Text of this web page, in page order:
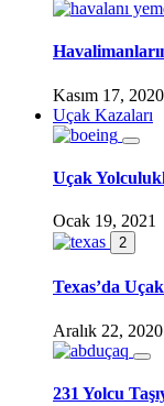
Kasım 17, 2020
Uçak Kazaları
Uçak
Ocak 19, 2021
2
Texas’da
Aralık 22, 2020
231 Yolcu